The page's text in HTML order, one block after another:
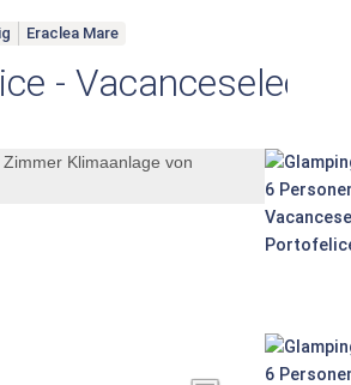
Eraclea Mare
-